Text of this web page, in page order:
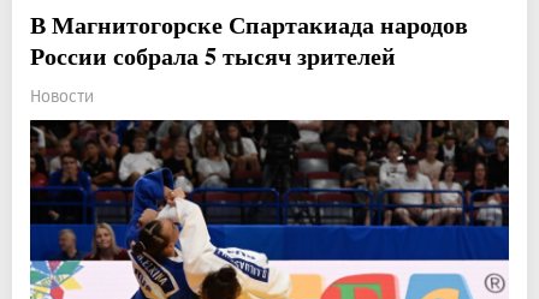
В Магнитогорске Спартакиада народов
России собрала 5 тысяч зрителей
Новости